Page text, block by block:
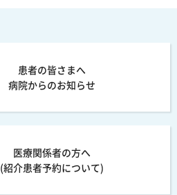
患者の皆さまへ
病院からのお知らせ
医療関係者の方へ
(紹介患者予約について)